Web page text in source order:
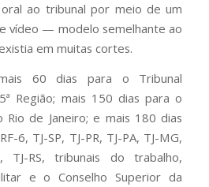
ao tribunal por meio de um
vídeo — modelo semelhante ao
em muitas cortes.
60 dias para o Tribunal
Região; mais 150 dias para o
Rio de Janeiro; e mais 180 dias
6, TJ-SP, TJ-PR, TJ-PA, TJ-MG,
TJ-RS, tribunais do trabalho,
e o Conselho Superior da